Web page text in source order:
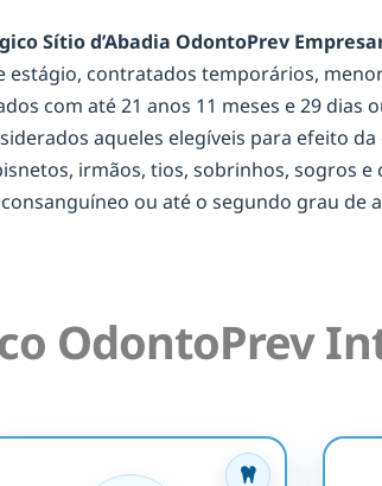
Sítio d’Abadia OdontoPrev
contratados temporários,
com até 21 anos 11 meses e 29 dias
aqueles elegíveis para efeito
irmãos, tios, sobrinhos,
ou até o segundo grau de
OdontoPrev